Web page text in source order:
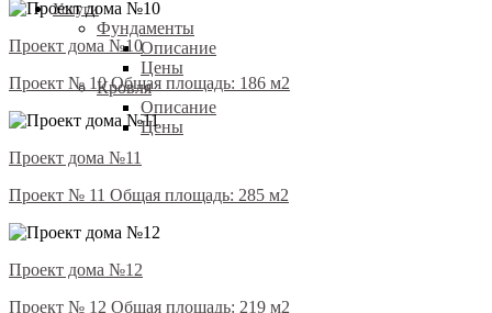
Услуги
Фундаменты
Описание
Цены
Кровля
Описание
Цены
Проект дома №10
Проект № 10 Общая площадь: 186 м2
Проект дома №11
Проект № 11 Общая площадь: 285 м2
Проект дома №12
Проект № 12 Общая площадь: 219 м2